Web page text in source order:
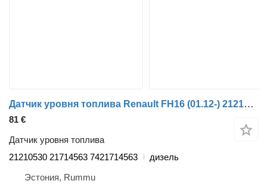
Датчик уровня топлива Renault FH16 (01.12-) 21210530 для грузовика Volvo FH12, FH16, NH12, FH, VNL780 (1993-2014)
81 €
Датчик уровня топлива
21210530 21714563 7421714563
дизель
Эстония, Rummu